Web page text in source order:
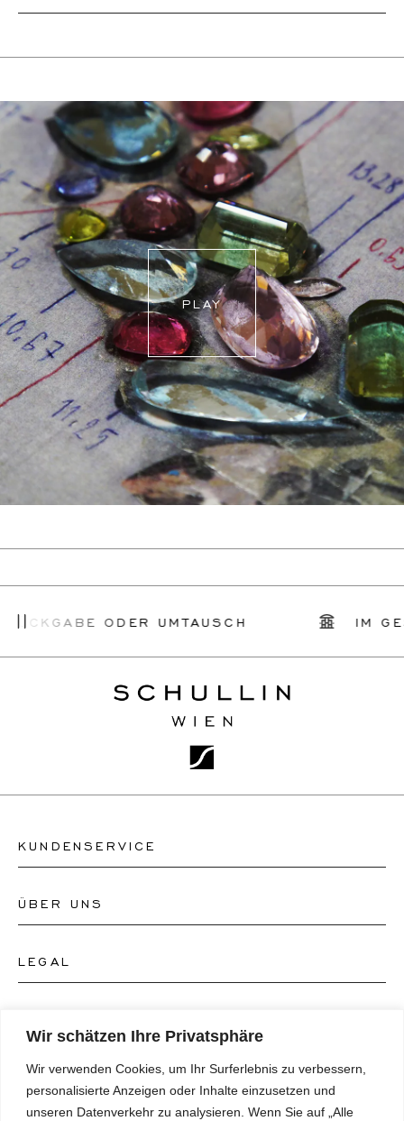
Wir schätzen Ihre Privatsphäre
Wir verwenden Cookies, um Ihr Surferlebnis zu verbessern,
personalisierte Anzeigen oder Inhalte einzusetzen und
unseren Datenverkehr zu analysieren. Wenn Sie auf „Alle
zurückgeben oder umtauschen.
Für weitere Informationen besuchen Sie bitte unsere
PLAY
ODER UMTAUSCH IM
KUNDENSERVICE
Kontakt Uhrengeschäft
ÜBER UNS
Über uns
Magazin
LEGAL
Datenschutzrichtlinie
Impressum
Instagram
SPRACHE